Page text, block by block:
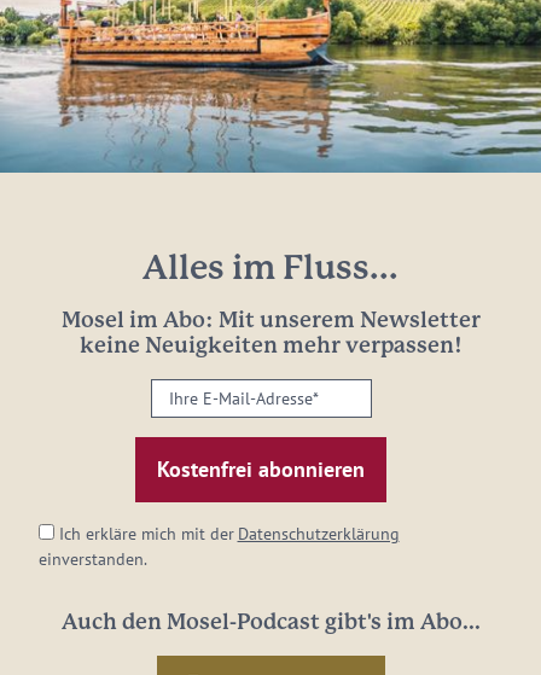
Alles im Fluss...
Mosel im Abo: Mit unserem Newsletter
keine Neuigkeiten mehr verpassen!
Ihre
E-
Mail-
Adresse:
Ich erkläre mich mit der Datenschutzerklärung
einverstanden.
Auch den Mosel-Podcast gibt's im Abo...